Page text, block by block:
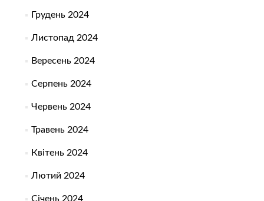
Грудень 2024
Листопад 2024
Вересень 2024
Серпень 2024
Червень 2024
Травень 2024
Квітень 2024
Лютий 2024
Січень 2024